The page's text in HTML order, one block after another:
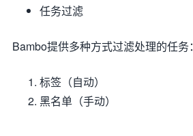
任务过滤
Bambo提供多种方式过滤处理的任务：
标签（自动）
黑名单（手动）